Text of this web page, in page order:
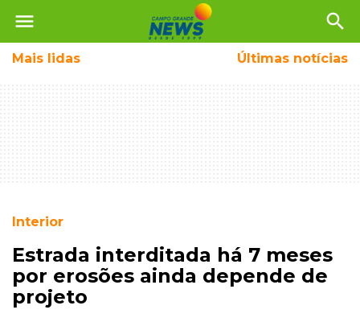
menu search
Mais lidas Últimas notícias
Interior
Estrada interditada há 7 meses
por erosões ainda depende de
projeto